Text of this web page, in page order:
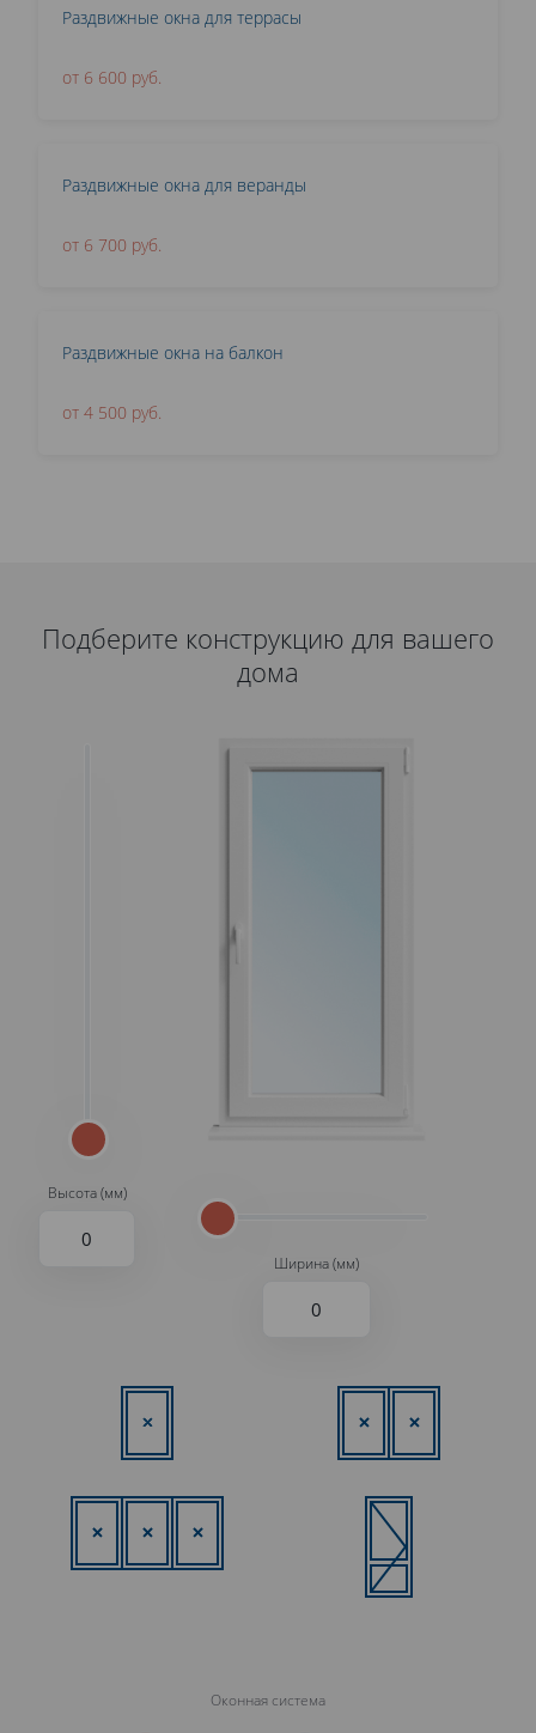
Раздвижные окна для террасы
от 6 600 руб.
Раздвижные окна для веранды
от 6 700 руб.
Раздвижные окна на балкон
от 4 500 руб.
Подберите конструкцию для вашего
дома
Высота (мм)
Ширина (мм)
Оконная система